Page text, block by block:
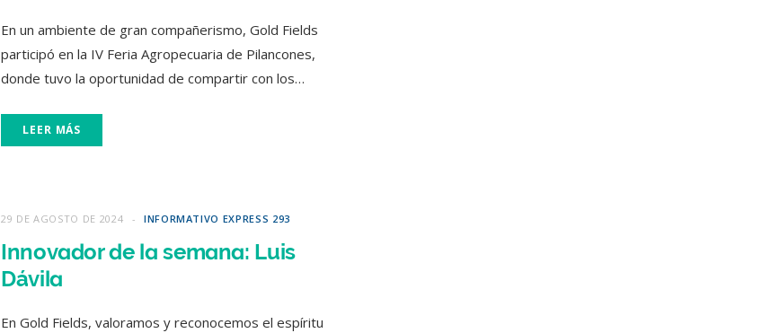
En un ambiente de gran compañerismo, Gold Fields
participó en la IV Feria Agropecuaria de Pilancones,
donde tuvo la oportunidad de compartir con los…
LEER MÁS
29 DE AGOSTO DE 2024 INFORMATIVO EXPRESS 293
Innovador de la semana: Luis
Dávila
En Gold Fields, valoramos y reconocemos el espíritu